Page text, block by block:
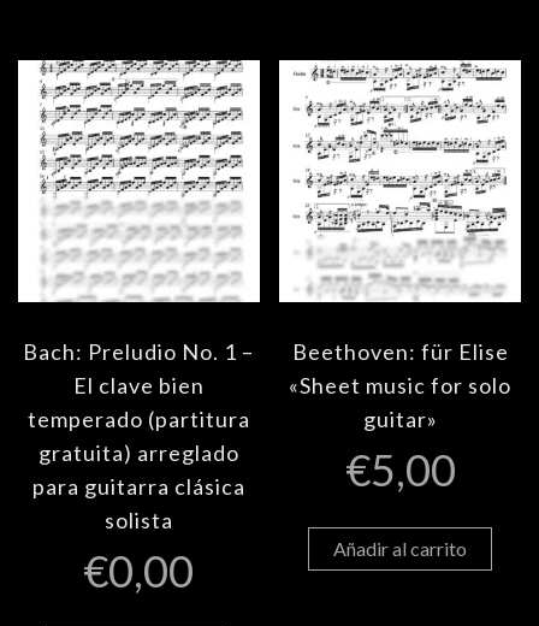
Bach: Preludio No. 1 –
El clave bien
temperado (partitura
gratuita) arreglado
para guitarra clásica
solista
€0,00
Beethoven: für Elise
«Sheet music for solo
guitar»
€5,00
Añadir al carrito